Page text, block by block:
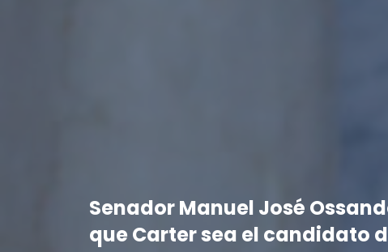
Senador Manuel José
que Carter sea el candidato